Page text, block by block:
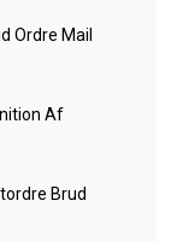
Ordre Mail
Af
Brud